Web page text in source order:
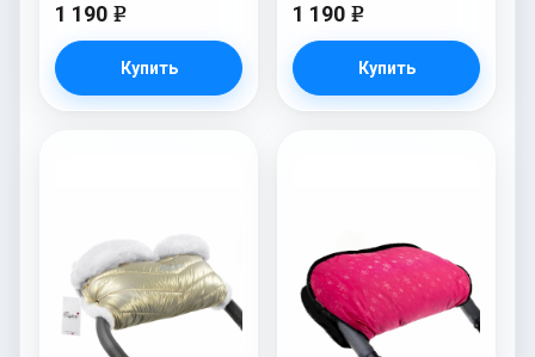
1 190 e
Купить
1 190 e
Купить